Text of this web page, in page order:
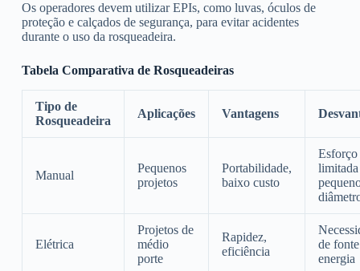
Os operadores devem utilizar EPIs, como luvas, óculos de
proteção e calçados de segurança, para evitar acidentes
durante o uso da rosqueadeira.
Tabela Comparativa de Rosqueadeiras
Tipo de
Rosqueadeira
Aplicações Vantagens
Manual
Pequenos
projetos
Portabilidade,
baixo custo
limitada
Elétrica
Projetos de
médio
porte
Rapidez,
eficiência
de
energia